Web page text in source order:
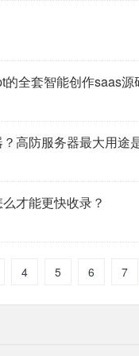
的全套智能创作saas源
高防服务器最大用途
才能更快收录？
4 5 6 7